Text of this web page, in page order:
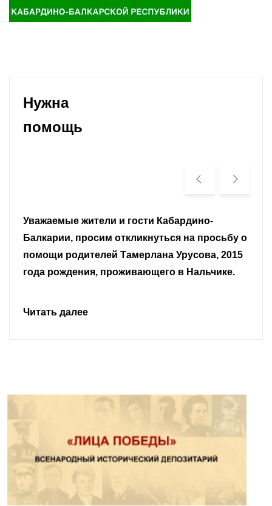
Нужна
помощь
Уважаемые земляки и все неравнодушные
граждане.
Читать далее